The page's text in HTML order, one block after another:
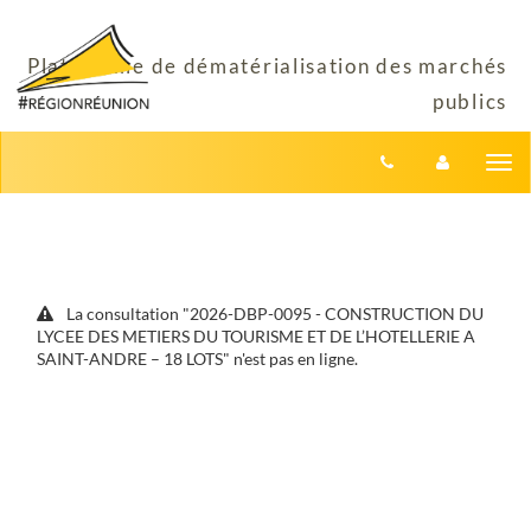
La consultation "2026-DBP-0095 - CONSTRUCTION DU
LYCEE DES METIERS DU TOURISME ET DE L’HOTELLERIE A
SAINT-ANDRE – 18 LOTS" n'est pas en ligne.